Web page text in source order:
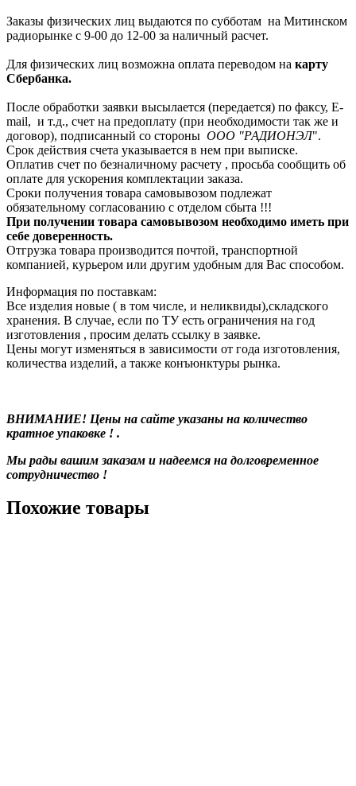
Заказы физических лиц выдаются по субботам на Митинском
радиорынке с 9-00 до 12-00 за наличный расчет.
Для физических лиц возможна оплата переводом на карту
Сбербанка.
После обработки заявки высылается (передается) по факсу, E-
mail, и т.д., счет на предоплату (при необходимости так же и
договор), подписанный со стороны ООО "РАДИОНЭЛ".
Срок действия счета указывается в нем при выписке.
Оплатив счет по безналичному расчету , просьба сообщить об
оплате для ускорения комплектации заказа.
Сроки получения товара самовывозом подлежат
обязательному согласованию с отделом сбыта !!!
При получении товара самовывозом необходимо иметь при
себе доверенность.
Отгрузка товара производится почтой, транспортной
компанией, курьером или другим удобным для Вас способом.
Информация по поставкам:
Все изделия новые ( в том числе, и неликвиды),складского
хранения. В случае, если по ТУ есть ограничения на год
изготовления , просим делать ссылку в заявке.
Цены могут изменяться в зависимости от года изготовления,
количества изделий, а также конъюнктуры рынка.
ВНИМАНИЕ! Цены на сайте указаны на количество
кратное упаковке ! .
Мы рады вашим заказам и надеемся на долговременное
сотрудничество !
Похожие товары